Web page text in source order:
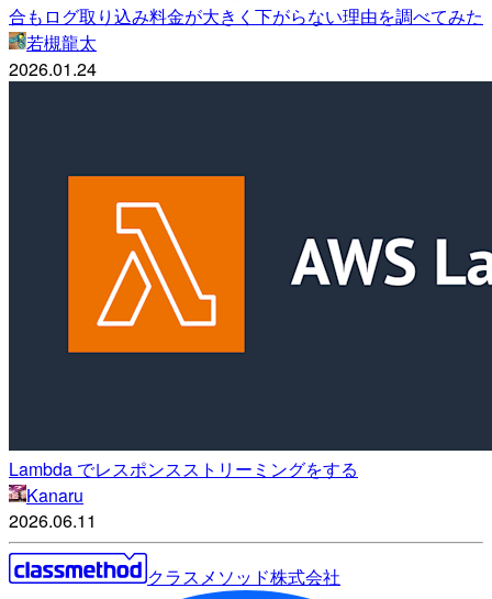
合もログ取り込み料金が大きく下がらない理由を調べてみた
若槻龍太
2026.01.24
Lambda でレスポンスストリーミングをする
Kanaru
2026.06.11
クラスメソッド株式会社